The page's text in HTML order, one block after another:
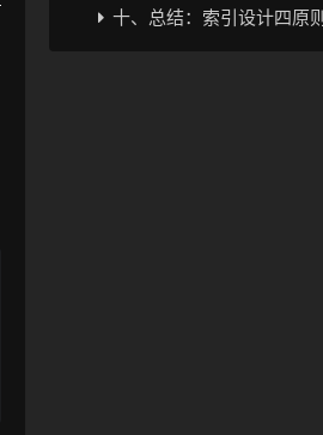
十、总结：索引设计四原